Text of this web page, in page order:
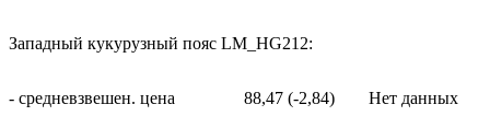
Западный кукурузный пояс LM_HG212:
- средневзвешен. цена 88,47 (-2,84) Нет данных